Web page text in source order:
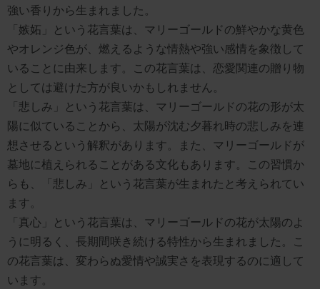
強い香りから生まれました。
「嫉妬」という花言葉は、マリーゴールドの鮮やかな黄色
やオレンジ色が、燃えるような情熱や強い感情を象徴して
いることに由来します。この花言葉は、恋愛関連の贈り物
としては避けた方が良いかもしれません。
「悲しみ」という花言葉は、マリーゴールドの花の形が太
陽に似ていることから、太陽が沈む夕暮れ時の悲しみを連
想させるという解釈があります。また、マリーゴールドが
墓地に植えられることがある文化もあります。この習慣か
らも、「悲しみ」という花言葉が生まれたと考えられてい
ます。
「真心」という花言葉は、マリーゴールドの花が太陽のよ
うに明るく、長期間咲き続ける特性から生まれました。こ
の花言葉は、変わらぬ愛情や誠実さを表現するのに適して
います。